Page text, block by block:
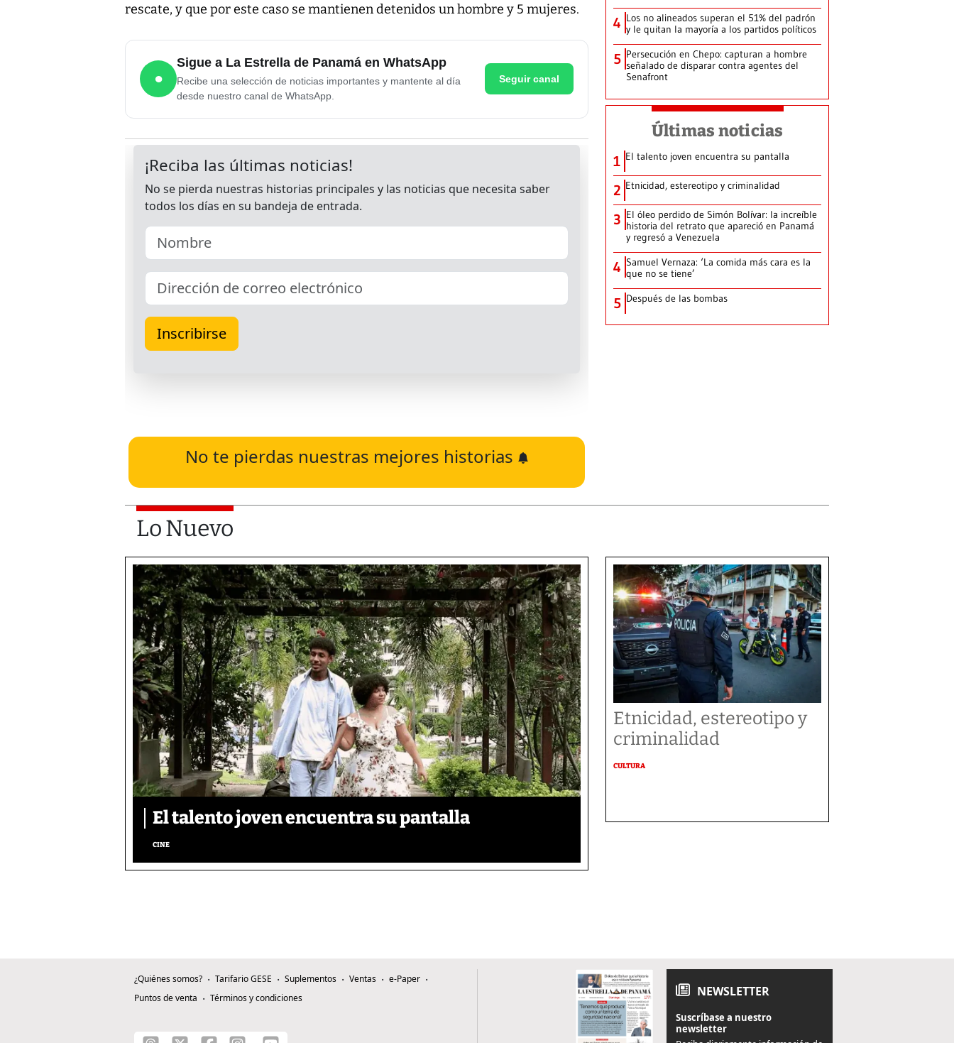
rescate, y que por este caso se mantienen detenidos un hombre y 5 mujeres.
●
Sigue a La Estrella de Panamá en WhatsApp
Recibe una selección de noticias importantes y mantente al día
desde nuestro canal de WhatsApp.
Seguir canal
No te pierdas nuestras mejores historias
4 Los no alineados superan el 51% del padrón
y le quitan la mayoría a los partidos políticos
5 Persecución en Chepo: capturan a hombre
señalado de disparar contra agentes del
Senafront
Últimas noticias
1 El talento joven encuentra su pantalla​
2 Etnicidad, estereotipo y criminalidad
3 El óleo perdido de Simón Bolívar: la increíble
historia del retrato que apareció en Panamá
y regresó a Venezuela
4 Samuel Vernaza: ‘La comida más cara es la
que no se tiene’
5 Después de las bombas
Lo Nuevo
El talento joven encuentra su pantalla​
CINE
Etnicidad, estereotipo y
criminalidad
CULTURA
¿Quiénes somos? Tarifario GESE Suplementos Ventas
e-Paper
Puntos de venta
Términos y condiciones NEWSLETTER
Suscríbase a nuestro
newsletter